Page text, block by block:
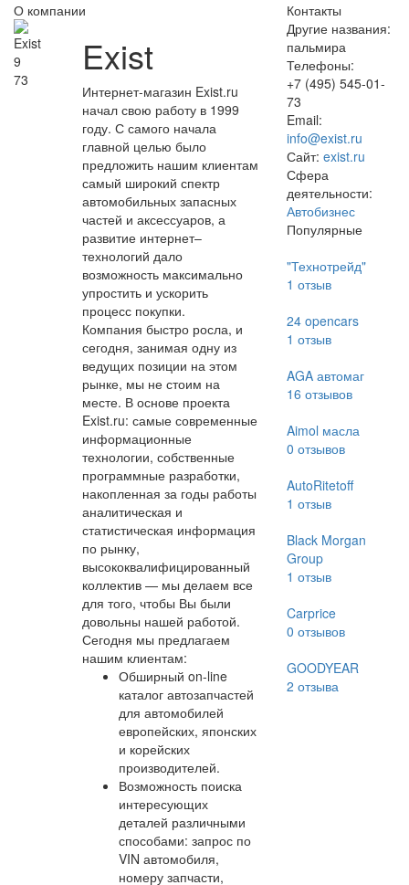
О компании
9
73
Exist
Интернет-магазин Exist.ru
начал свою работу в 1999
году. С самого начала
главной целью было
предложить нашим клиентам
самый широкий спектр
автомобильных запасных
частей и аксессуаров, а
развитие интернет–
технологий дало
возможность максимально
упростить и ускорить
процесс покупки.
Компания быстро росла, и
сегодня, занимая одну из
ведущих позиции на этом
рынке, мы не стоим на
месте. В основе проекта
Exist.ru: самые современные
информационные
технологии, собственные
программные разработки,
накопленная за годы работы
аналитическая и
статистическая информация
по рынку,
высококвалифицированный
коллектив — мы делаем все
для того, чтобы Вы были
довольны нашей работой.
Сегодня мы предлагаем
нашим клиентам:
Обширный on-line
каталог автозапчастей
для автомобилей
европейских, японских
и корейских
производителей.
Возможность поиска
интересующих
деталей различными
способами: запрос по
VIN автомобиля,
номеру запчасти,
Контакты
Другие названия:
пальмира
Телефоны:
+7 (495) 545-01-
73
Email:
info@exist.ru
Сайт: exist.ru
Сфера
деятельности:
Автобизнес
Популярные
"Технотрейд"
1 отзыв
24 opencars
1 отзыв
AGA автомаг
16 отзывов
Aimol масла
0 отзывов
AutoRitetoff
1 отзыв
Black Morgan
Group
1 отзыв
Carprice
0 отзывов
GOODYEAR
2 отзыва